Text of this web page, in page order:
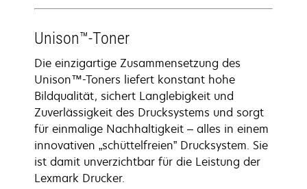
Unison™-Toner
Die einzigartige Zusammensetzung des
Unison™-Toners liefert konstant hohe
Bildqualität, sichert Langlebigkeit und
Zuverlässigkeit des Drucksystems und sorgt
für einmalige Nachhaltigkeit – alles in einem
innovativen „schüttelfreien” Drucksystem. Sie
ist damit unverzichtbar für die Leistung der
Lexmark Drucker.